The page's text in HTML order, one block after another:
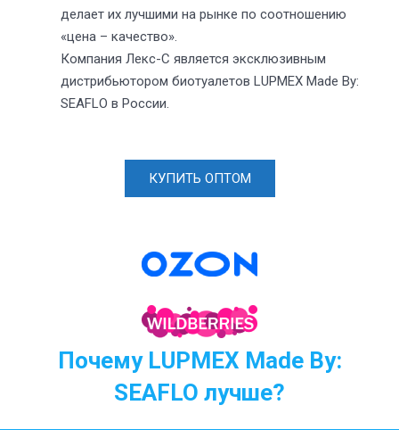
делает их лучшими на рынке по соотношению
«цена – качество».
Компания Лекс-С является эксклюзивным
дистрибьютором биотуалетов LUPMEX Made By:
SEAFLO в России.
КУПИТЬ ОПТОМ
Почему LUPMEX Made By:
SEAFLO лучше?